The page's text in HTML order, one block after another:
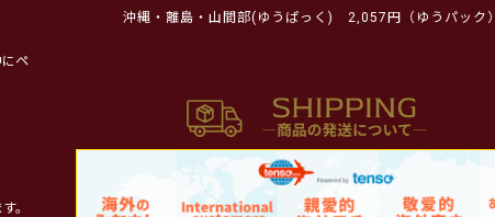
ペ
。
沖縄・離島・山間部(ゆうぱっく)
2,057円（ゆうパック）